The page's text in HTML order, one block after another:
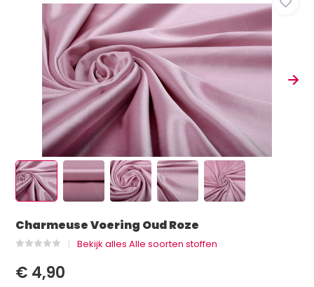
Charmeuse Voering Oud Roze
Bekijk alles Alle soorten stoffen
€ 4,90